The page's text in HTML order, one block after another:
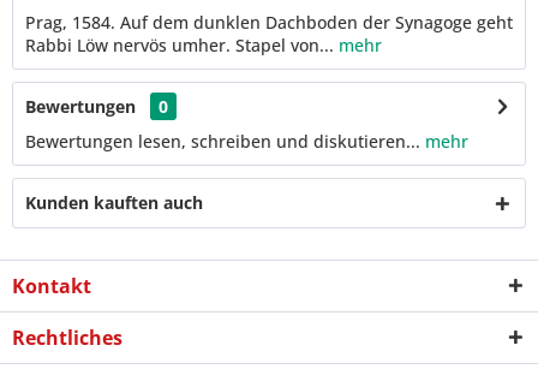
Prag, 1584. Auf dem dunklen Dachboden der Synagoge geht
Rabbi Löw nervös umher. Stapel von... mehr
Bewertungen
0
Bewertungen lesen, schreiben und diskutieren... mehr
Kunden kauften auch
Kontakt
Rechtliches